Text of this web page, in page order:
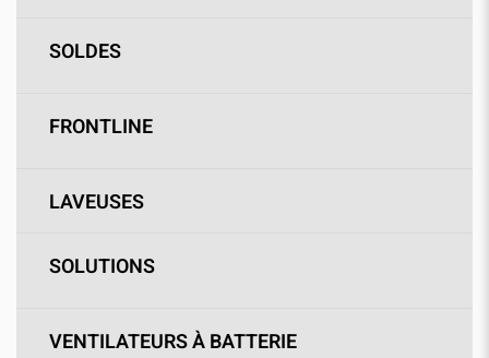
SOLDES
FRONTLINE
LAVEUSES
SOLUTIONS
VENTILATEURS À BATTERIE